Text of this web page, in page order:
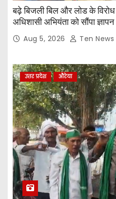
बढ़े बिजली बिल और लोड के
अधिशासी अभियंता को सौंपा ज्ञापन
Aug 5, 2026 Ten
उत्तर प्रदेश औरेया